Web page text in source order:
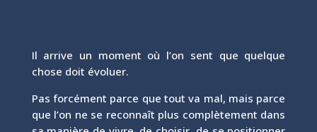
Il arrive un moment où l’on sent que quelque
chose doit évoluer.
Pas forcément parce que tout va mal, mais parce
que l’on ne se reconnaît plus complètement dans